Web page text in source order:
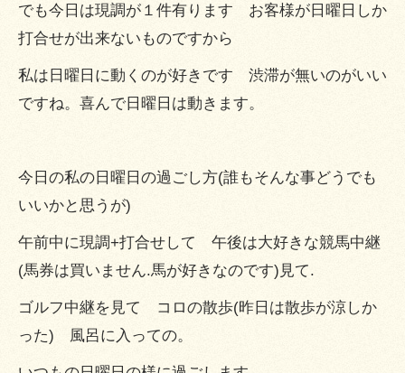
でも今日は現調が１件有ります お客様が日曜日しか
打合せが出来ないものですから
私は日曜日に動くのが好きです 渋滞が無いのがいい
ですね。喜んで日曜日は動きます。
今日の私の日曜日の過ごし方(誰もそんな事どうでも
いいかと思うが)
午前中に現調+打合せして 午後は大好きな競馬中継
(馬券は買いません.馬が好きなのです)見て.
ゴルフ中継を見て コロの散歩(昨日は散歩が涼しか
った) 風呂に入っての。